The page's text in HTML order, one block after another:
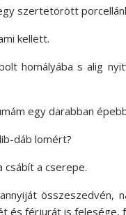
szertetörött
kellett.
homályába s alig
egy darabban
dáb lomért?
csábít a cserepe.
összeszedvén,
és férjurát is felesége,